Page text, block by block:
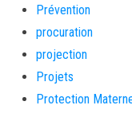
Prévention
procuration
projection
Projets
Protection